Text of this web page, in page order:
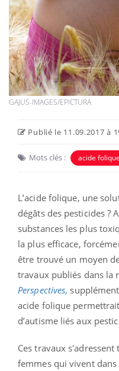
GAJUS-IMAGES/EPICTURA
Publié le 11.09.2017 à
Mots clés : acide folique
L’acide folique, une
dégâts des pesticides ?
substances les plus
la plus efficace,
être trouvé un moyen
travaux publiés dans la
Perspectives,
acide folique
d’autisme liés aux
Ces travaux
femmes qui vivent